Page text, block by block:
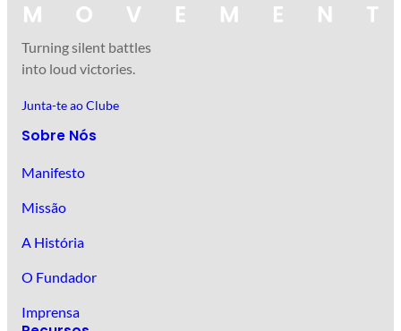
Turning silent battles
into loud victories.
Junta-te ao Clube
Sobre Nós
Manifesto
Missão
A História
O Fundador
Imprensa